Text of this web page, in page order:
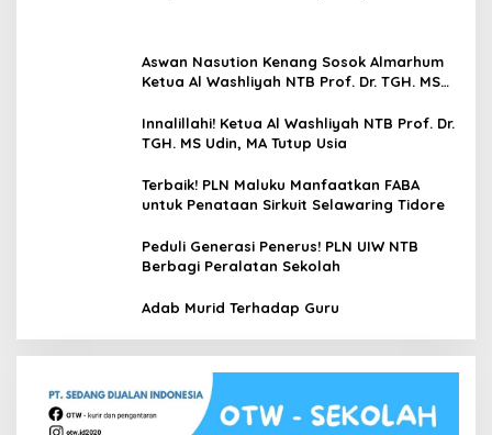
Aswan Nasution Kenang Sosok Almarhum
Ketua Al Washliyah NTB Prof. Dr. TGH. MS
Innalillahi! Ketua Al Washliyah NTB Prof. Dr.
TGH. MS Udin, MA Tutup Usia
Terbaik! PLN Maluku Manfaatkan FABA
untuk Penataan Sirkuit Selawaring Tidore
Peduli Generasi Penerus! PLN UIW NTB
Berbagi Peralatan Sekolah
Adab Murid Terhadap Guru